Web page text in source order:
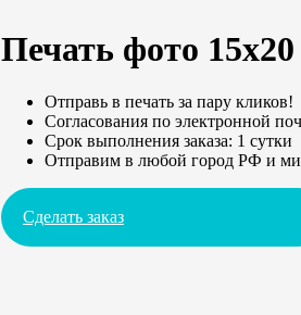
Печать фото
Отправь в печать за пару кликов!
Согласования по электронной
Срок выполнения заказа: 1 сутки
Отправим в любой город РФ и
Сделать заказ